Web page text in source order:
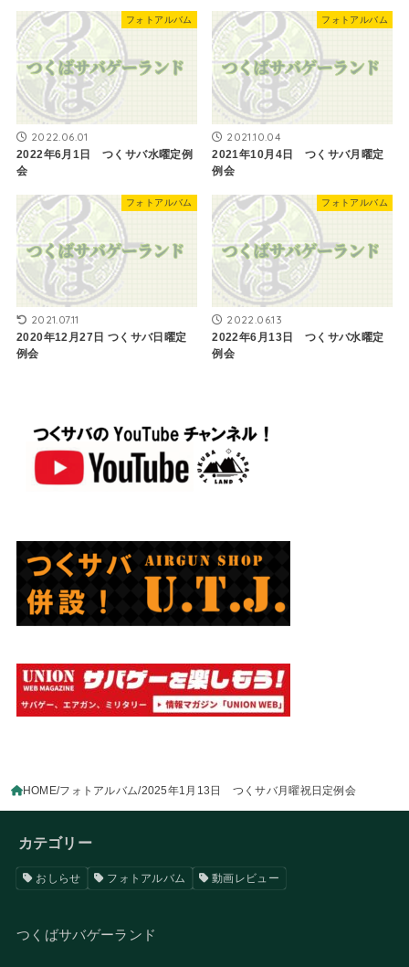
フォトアルバム
2022.06.01
2022年6月1日 つくサバ水曜定例
会
フォトアルバム
2021.10.04
2021年10月4日 つくサバ月曜定
例会
フォトアルバム
2021.07.11
2020年12月27日 つくサバ日曜定
例会
フォトアルバム
2022.06.13
2022年6月13日 つくサバ水曜定
例会
HOME フォトアルバム 2025年1月13日 つくサバ月曜祝日定例会
カテゴリー
おしらせ フォトアルバム 動画レビュー
つくばサバゲーランド